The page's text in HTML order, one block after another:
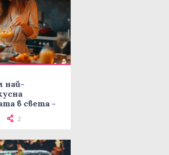
най-
в света -
2